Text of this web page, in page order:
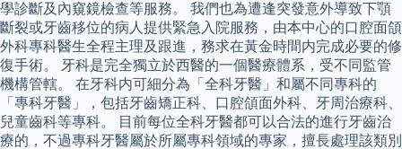
學診斷及內窺鏡檢查等服務。 我們也為遭逢突發意外導致下顎
斷裂或牙齒移位的病人提供緊急入院服務，由本中心的口腔面頜
外科專科醫生全程主理及跟進，務求在黃金時間内完成必要的修
復手術。 牙科是完全獨立於西醫的一個醫療體系，受不同監管
機構管轄。 在牙科内可細分為「全科牙醫」和屬不同專科的
「專科牙醫」，包括牙齒矯正科、口腔頜面外科、牙周治療科、
兒童齒科等專科。 目前每位全科牙醫都可以合法的進行牙齒治
療的，不過專科牙醫屬於所屬專科領域的專家，擅長處理該類別